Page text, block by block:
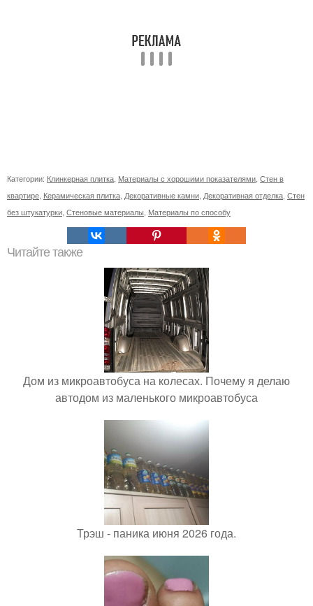
Категории: Клинкерная плитка Материалы с хорошими показателями Стен в
квартире Керамическая плитка Декоративные камни Декоративная отделка Стен
без штукатурки Стеновые материалы Материалы по способу
Читайте также
Дом из микроавтобуса на колесах. Почему я делаю
автодом из маленького микроавтобуса
Трэш - паника июня 2026 года.